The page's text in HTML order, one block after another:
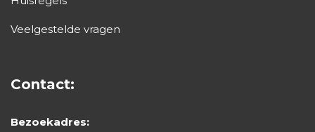
Veelgestelde vragen
Contact:
Bezoekadres: